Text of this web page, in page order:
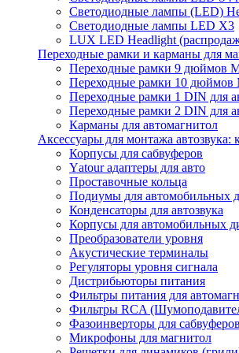
Светодиодные лампы (LED)
Светодиодные лампы LED X3
LUX LED Headlight
Переходные рамки и карманы для
Переходные рамки 9 дюймов
Переходные рамки 10 дюймов
Переходные рамки 1 DIN для
Переходные рамки 2 DIN для
Карманы для автомагнитол
Аксессуары для монтажа
Корпусы для сабвуферов
Yаtour адаптеры для авто
Проставочные кольца
Подиумы для автомобильных
Конденсаторы для автозвука
Корпусы для автомобильных
Преобразователи уровня
Акустические терминалы
Регуляторы уровня сигнала
Дистрибьюторы питания
Фильтры питания для
Фильтры RCA
Фазоинверторы для сабвуферов
Микрофоны для магнитол